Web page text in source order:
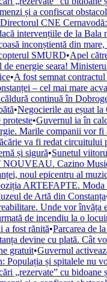
și a confiscat
CNE
intervențiile de la Bala
inconștientă din
SMURD•Apel
de energie seara!
•A fost semnat
– cel mai mare
continuă în
•Negocierile au eșuat
•Guvernul ia în
Marile companii vor fi
va fi redat circuitului
și sigură•Sunetul
Cazino
noul epicentru al
ARTEFAPTE. Moda
de Artă din Constanța
Unde vor învăța
de incendiu la o
a fost rănită•Parcarea de
devine cu plată. Cât
gratuit•Guvernul
Populația și spitalele nu
„rezervate” cu bidoane